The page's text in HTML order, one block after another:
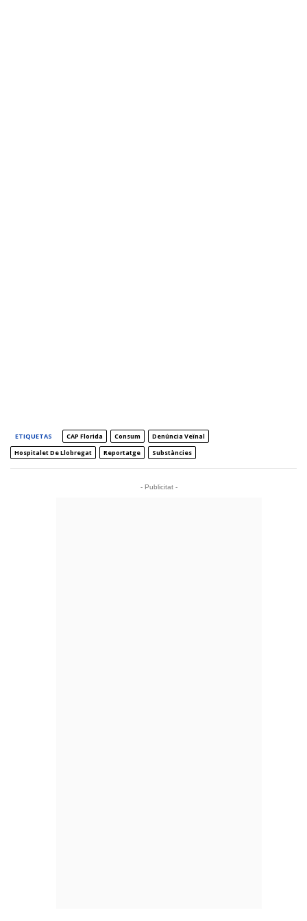
ETIQUETAS CAP Florida Consum
Denúncia Veïnal
Hospitalet De Llobregat
Reportatge Substàncies
- Publicitat -